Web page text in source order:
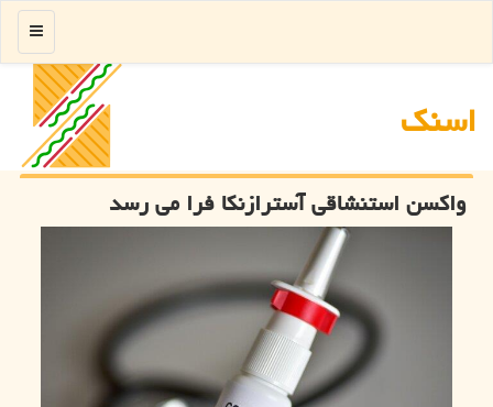
اسنك
منو
واکسن استنشاقی آسترازنکا فرا می رسد